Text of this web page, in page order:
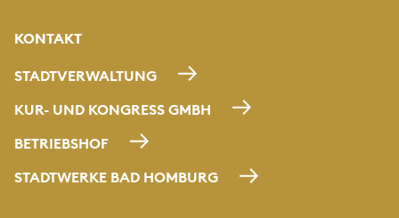
KONTAKT
STADTVERWALTUNG
KUR- UND KONGRESS GMBH
BETRIEBSHOF
STADTWERKE BAD HOMBURG